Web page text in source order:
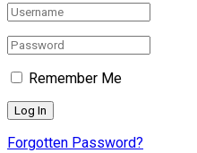
Remember Me
Forgotten Password?